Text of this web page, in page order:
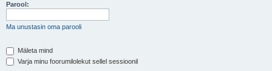
Parool:
Ma unustasin oma parooli
Mäleta mind
Varja minu foorumilolekut sellel sessioonil